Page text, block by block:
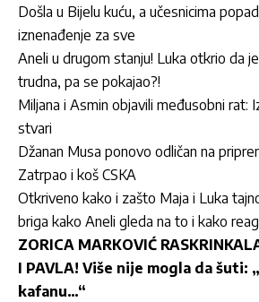
Došla u Bijelu kuću, a učesnicima
iznenađenje za sve
Aneli u drugom stanju! Luka otkrio da
trudna, pa se pokajao?!
Miljana i Asmin objavili međusobni rat:
stvari
Džanan Musa ponovo odličan na
Zatrpao i koš CSKA
Otkriveno kako i zašto Maja i Luka
briga kako Aneli gleda na to i kako
ZORICA MARKOVIĆ
I PAVLA! Više nije mogla da šuti:
kafanu…“